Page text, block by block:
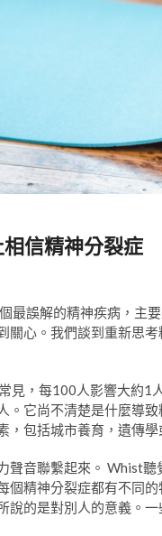
信精神分裂症
最誤解的精神疾病，主
關心。我們談到重新思
見，每100人影響大約1
。它尚不清楚是什麼導
，包括城市養育，遺傳學
聲音聯繫起來。 Whist
個精神分裂症都有不同
說的是對別人的意義。